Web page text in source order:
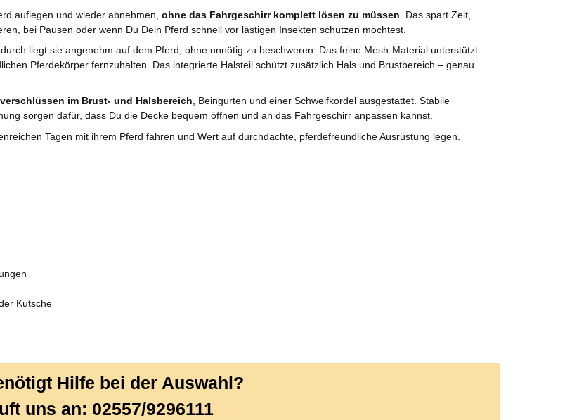
auflegen und wieder abnehmen, ohne das Fahrgeschirr komplett lösen zu müssen . Das spart Zeit,
bei Pausen oder wenn Du Dein Pferd schnell vor lästigen Insekten schützen möchtest.
liegt sie angenehm auf dem Pferd, ohne unnötig zu beschweren. Das feine Mesh-Material unterstützt
Pferdekörper fernzuhalten. Das integrierte Halsteil schützt zusätzlich Hals und Brustbereich – genau
im Brust- und Halsbereich , Beingurten und einer Schweifkordel ausgestattet. Stabile
sorgen dafür, dass Du die Decke bequem öffnen und an das Fahrgeschirr anpassen kannst.
Tagen mit ihrem Pferd fahren und Wert auf durchdachte, pferdefreundliche Ausrüstung legen.
Kutsche
Hilfe bei der Auswahl?
uns an: 02557/9296111